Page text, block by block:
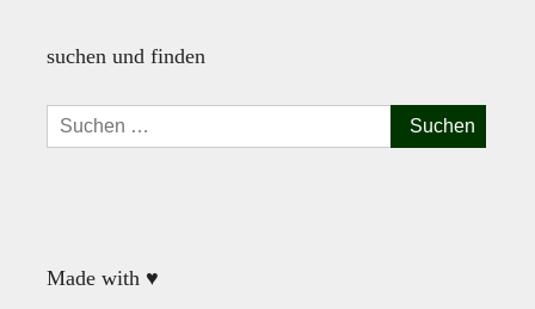
suchen und finden
Suchen
nach:
Made with ♥